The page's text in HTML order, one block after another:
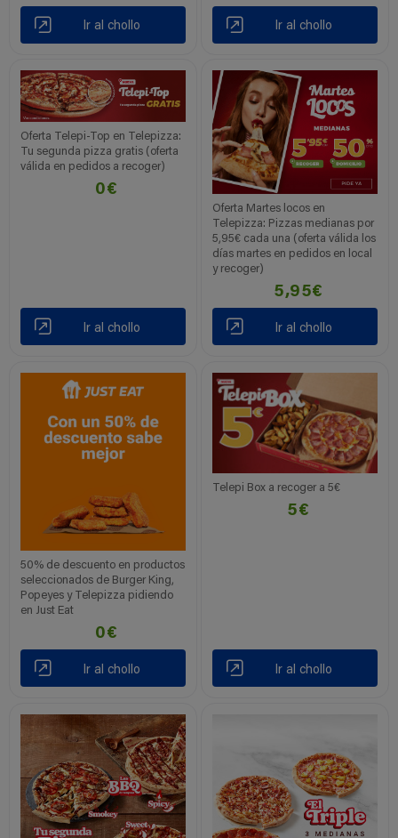
Ir al chollo Ir al chollo
Oferta Telepi-Top en Telepizza:
Tu segunda pizza gratis (oferta
válida en pedidos a recoger)
0€
Ir al chollo
Oferta Martes locos en
Telepizza: Pizzas medianas por
5,95€ cada una (oferta válida los
días martes en pedidos en local
y recoger)
5,95€
Ir al chollo
50% de descuento en productos
seleccionados de Burger King,
Popeyes y Telepizza pidiendo
en Just Eat
0€
Ir al chollo
Telepi Box a recoger a 5€
5€
Ir al chollo